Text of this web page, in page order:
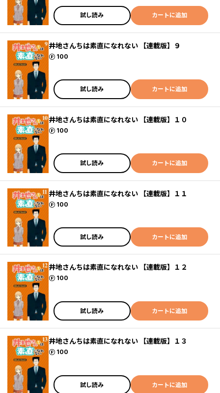
試し読み カートに追加
井地さんちは素直になれない 【連載版】９
100
ポイント
試し読み カートに追加
井地さんちは素直になれない 【連載版】１０
100
ポイント
試し読み カートに追加
井地さんちは素直になれない 【連載版】１１
100
ポイント
試し読み カートに追加
井地さんちは素直になれない 【連載版】１２
100
ポイント
試し読み カートに追加
井地さんちは素直になれない 【連載版】１３
100
ポイント
試し読み カートに追加